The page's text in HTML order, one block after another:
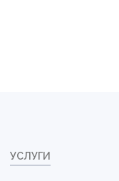
УСЛУГИ